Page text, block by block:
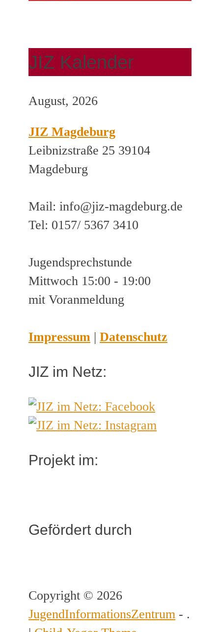
JIZ Kalender
August, 2026
JIZ Magdeburg
Leibnizstraße 25 39104
Magdeburg
Mail: info@jiz-magdeburg.de
Tel: 0157/ 5367 3410
Jugendsprechstunde
Mittwoch 15:00 - 19:00
mit Voranmeldung
Impressum | Datenschutz
JIZ im Netz:
Projekt im:
Gefördert durch
Copyright © 2026
JugendInformationsZentrum - .